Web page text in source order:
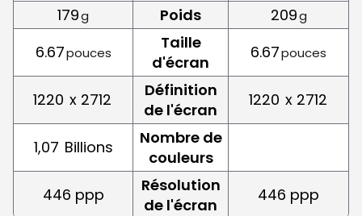
179g Poids 209g
6.67pouces
Taille
d'écran
6.67pouces
1220 x 2712
Définition
de l'écran
1220 x 2712
1,07 Billions
Nombre de
couleurs
446 ppp
Résolution
de l'écran
446 ppp